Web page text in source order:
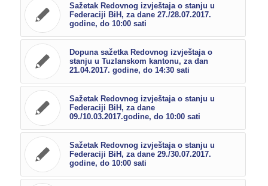
Sažetak Redovnog izvještaja o stanju u
Federaciji BiH, za dane 27./28.07.2017.
godine, do 10:00 sati
Dopuna sažetka Redovnog izvještaja o
stanju u Tuzlanskom kantonu, za dan
21.04.2017. godine, do 14:30 sati
Sažetak Redovnog izvještaja o stanju u
Federaciji BiH, za dane
09./10.03.2017.godine, do 10:00 sati
Sažetak Redovnog izvještaja o stanju u
Federaciji BiH, za dane 29./30.07.2017.
godine, do 10:00 sati